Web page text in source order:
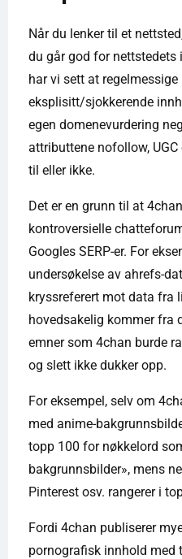
Når du lenker til et
du går god for nettstedets
har vi sett at
eksplisitt/sjokkerende
egen domenevurdering
attributtene nofollow,
til eller ikke.
Det er en grunn til at
kontroversielle
Googles SERP-er. For
undersøkelse av ahrefs-
kryssreferert mot data fra
hovedsakelig kommer fra
emner som 4chan burde
og slett ikke dukker opp.
For eksempel, selv om
med anime-
topp 100 for nøkkelord
bakgrunnsbilder», mens
Pinterest osv. rangerer i
Fordi 4chan publiserer
pornografisk innhold med